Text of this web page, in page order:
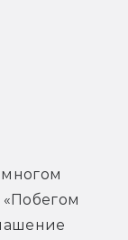
многом